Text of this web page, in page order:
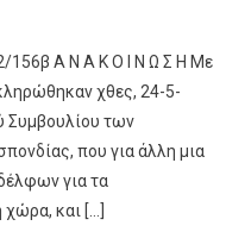
156β Α Ν Α Κ Ο Ι Ν Ω Σ Η Με
χθες, 24-5-
Συμβουλίου των
που για άλλη μια
για τα
και […]